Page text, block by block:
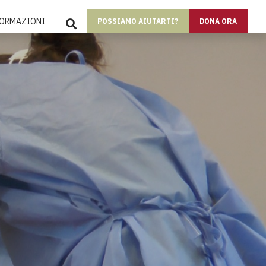
POSSIAMO AIUTARTI? DONA ORA